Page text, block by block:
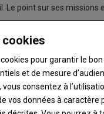
Le point sur ses missions
cookies
pour garantir le
et de mesure
vous consentez à
vos données à caractère